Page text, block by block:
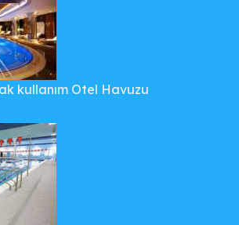
kullanım Otel Havuzu